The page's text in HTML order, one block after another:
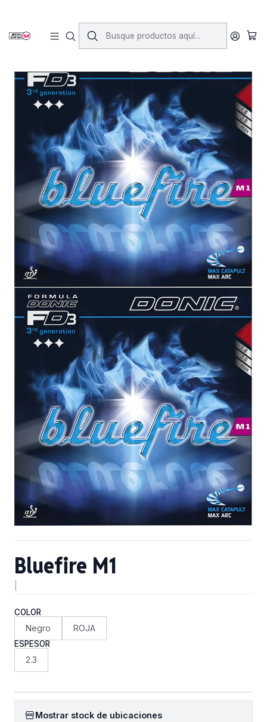
Bluefire M1
COLOR
Negro ROJA
ESPESOR
2.3
Mostrar stock de ubicaciones